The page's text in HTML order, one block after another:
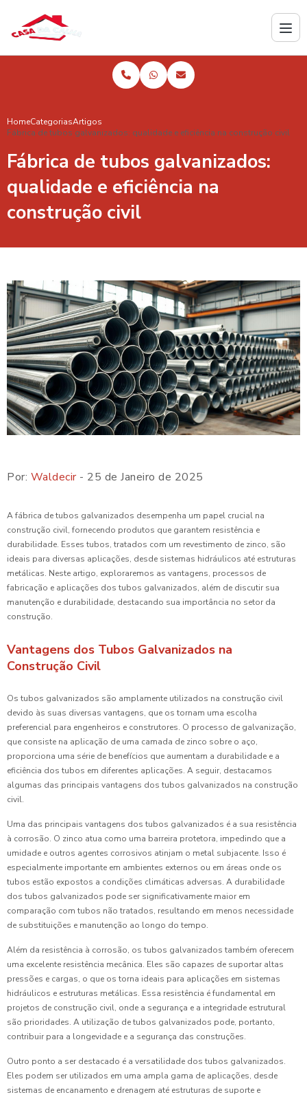
HomeCategoriasArtigos
Fábrica de tubos galvanizados: qualidade e eficiência na construção civil
Fábrica de tubos galvanizados:
qualidade e eficiência na
construção civil
Por: Waldecir- 25 de Janeiro de 2025
A fábrica de tubos galvanizados desempenha um papel crucial na
construção civil, fornecendo produtos que garantem resistência e
durabilidade. Esses tubos, tratados com um revestimento de zinco, são
ideais para diversas aplicações, desde sistemas hidráulicos até estruturas
metálicas. Neste artigo, exploraremos as vantagens, processos de
fabricação e aplicações dos tubos galvanizados, além de discutir sua
manutenção e durabilidade, destacando sua importância no setor da
construção.
Vantagens dos Tubos Galvanizados na
Construção Civil
Os tubos galvanizados são amplamente utilizados na construção civil
devido às suas diversas vantagens, que os tornam uma escolha
preferencial para engenheiros e construtores. O processo de galvanização,
que consiste na aplicação de uma camada de zinco sobre o aço,
proporciona uma série de benefícios que aumentam a durabilidade e a
eficiência dos tubos em diferentes aplicações. A seguir, destacamos
algumas das principais vantagens dos tubos galvanizados na construção
civil.
Uma das principais vantagens dos tubos galvanizados é a sua resistência
à corrosão. O zinco atua como uma barreira protetora, impedindo que a
umidade e outros agentes corrosivos atinjam o metal subjacente. Isso é
especialmente importante em ambientes externos ou em áreas onde os
tubos estão expostos a condições climáticas adversas. A durabilidade
dos tubos galvanizados pode ser significativamente maior em
comparação com tubos não tratados, resultando em menos necessidade
de substituições e manutenção ao longo do tempo.
Além da resistência à corrosão, os tubos galvanizados também oferecem
uma excelente resistência mecânica. Eles são capazes de suportar altas
pressões e cargas, o que os torna ideais para aplicações em sistemas
hidráulicos e estruturas metálicas. Essa resistência é fundamental em
projetos de construção civil, onde a segurança e a integridade estrutural
são prioridades. A utilização de tubos galvanizados pode, portanto,
contribuir para a longevidade e a segurança das construções.
Outro ponto a ser destacado é a versatilidade dos tubos galvanizados.
Eles podem ser utilizados em uma ampla gama de aplicações, desde
sistemas de encanamento e drenagem até estruturas de suporte e